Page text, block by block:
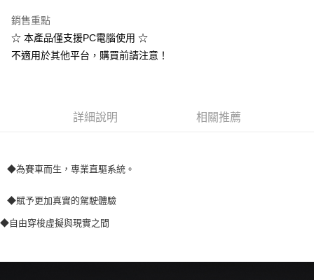
Google Pay
ATM付款
每筆NT$200，滿NT$1,790(含以上)免運費
每筆NT$200
銷售重點
☆ 本產品僅支援PC電腦使用 ☆
不適用於其他平台，購買前請注意！
詳細說明 相關推薦
◆為賽車而生，專業直驅系統。
◆賦予更加真實的駕駛體驗
◆自由穿梭虛擬與現實之間